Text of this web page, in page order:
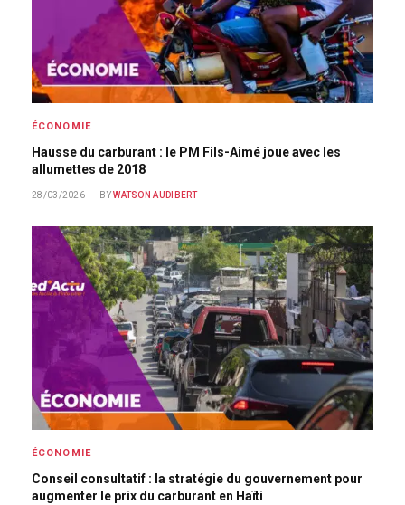
ÉCONOMIE
Hausse du carburant : le PM Fils-Aimé joue avec les
allumettes de 2018
28/03/2026 BY WATSON AUDIBERT
ÉCONOMIE
Conseil consultatif : la stratégie du gouvernement pour
augmenter le prix du carburant en Haïti